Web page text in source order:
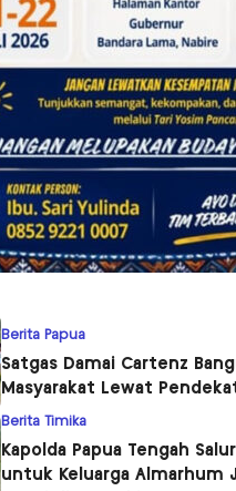
Berita Papua
Satgas Damai Cartenz
Masyarakat Lewat
Berita Timika
Kapolda Papua Tengah
untuk Keluarga Almarhum